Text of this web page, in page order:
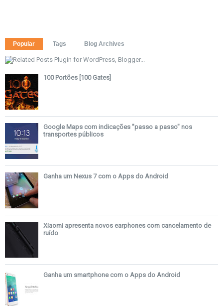
Popular Tags Blog Archives
100 Portões [100 Gates]
Google Maps com indicações "passo a passo" nos
transportes públicos
Ganha um Nexus 7 com o Apps do Android
Xiaomi apresenta novos earphones com cancelamento de
ruído
Ganha um smartphone com o Apps do Android